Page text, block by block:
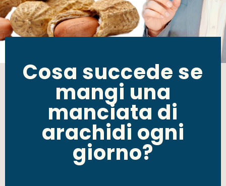
Cosa succede se
mangi una
manciata di
arachidi ogni
giorno?